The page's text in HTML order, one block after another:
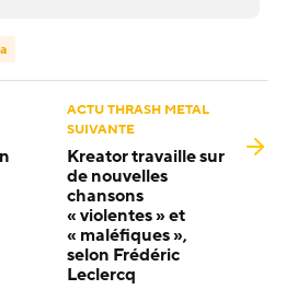
ACTU THRASH METAL
SUIVANTE
Kreator travaille sur
de nouvelles
chansons
« violentes » et
« maléfiques »,
selon Frédéric
Leclercq